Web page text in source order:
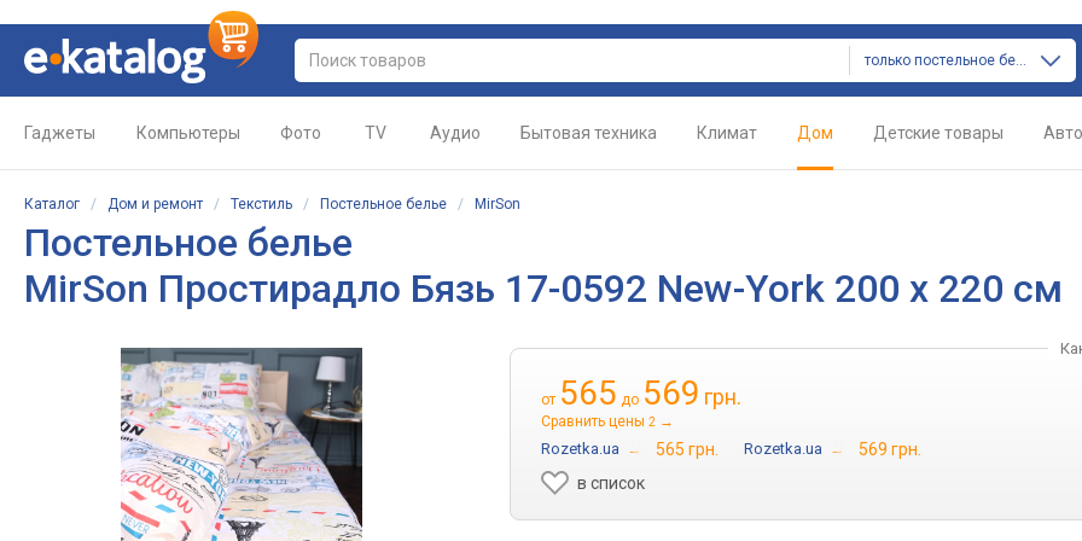
только постельное белье
Гаджеты Компьютеры Фото TV Аудио Бытовая техника Климат Дом Детские товары Авто
Каталог / Дом и ремонт / Текстиль / Постельное белье / MirSon
Постельное белье
MirSon Простирадло Бязь 17-0592 New-York 200 х 220 см
от 565 до 569 грн.
Сравнить цены 2 →
Rozetka.ua → 565 грн. Rozetka.ua →
569 грн.
в список